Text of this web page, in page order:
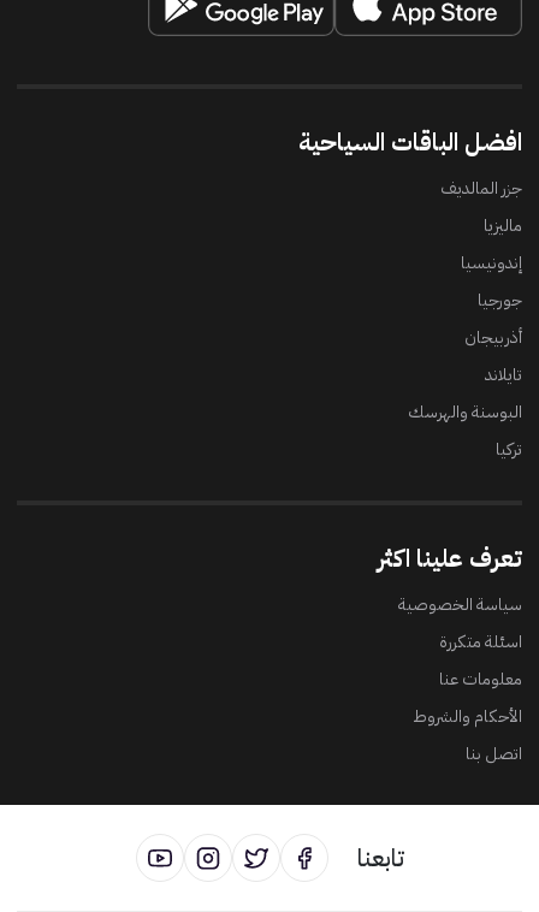
افضل الباقات السياحية
جزر المالديف
ماليزيا
إندونيسيا
جورجيا
أذربيجان
تايلاند
البوسنة والهرسك
تركيا
تعرف علينا اكثر
سياسة الخصوصية
اسئلة متكررة
معلومات عنا
الأحكام والشروط
اتصل بنا
تابعنا